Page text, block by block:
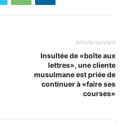
Article suivant
Insultée de «boîte aux
lettres», une cliente
musulmane est priée de
continuer à «faire ses
courses»